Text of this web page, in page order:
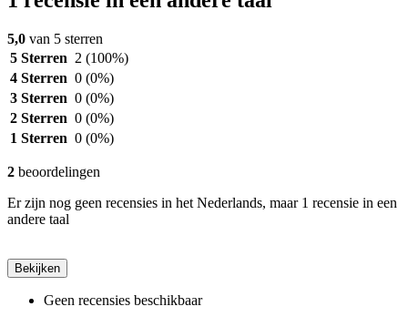
5,0 van 5 sterren
5 Sterren 2 (100%)
4 Sterren 0 (0%)
3 Sterren 0 (0%)
2 Sterren 0 (0%)
1 Sterren 0 (0%)
2 beoordelingen
Er zijn nog geen recensies in het Nederlands, maar 1 recensie in een
andere taal
Bekijken
Geen recensies beschikbaar